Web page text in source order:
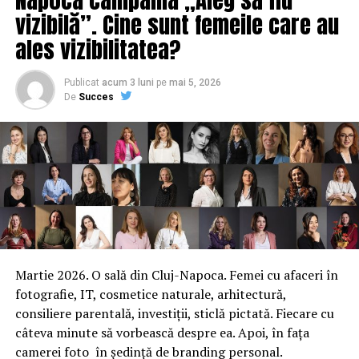
ţări şi peste 220.000 de angajaţi. Divizia Metro Cash &
Carry s-a lansat oficial în România în luna octombrie
1996, când a deschis primul magazin din Bucureşti.
Astăzi, reţeaua numără 32 de magazine în 24 de oraşe.
ARTICOLE PE ACEIASI TEMA:
URMATORUL
Vedetă TVR şi un jurnalist de la Realitatea TV, cercetaţi
de DIICOT. Ce acuzaţii li se aduc
NU RATATI
Dragnea a făcut ANUNȚUL: schimbă strategia!
vizibilă”. Cine sunt femeile care au
ales vizibilitatea?
Publicat acum 3 luni pe mai 5, 2026
De Succes
Martie 2026. O sală din Cluj-Napoca. Femei cu afaceri în
fotografie, IT, cosmetice naturale, arhitectură,
consiliere parentală, investiții, sticlă pictată. Fiecare cu
câteva minute să vorbească despre ea. Apoi, în fața
camerei foto în ședință de branding personal.